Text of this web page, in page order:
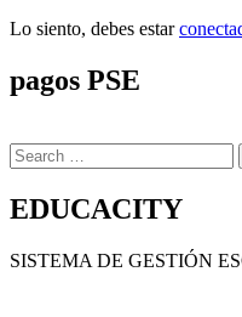
Lo siento, debes estar
pagos PSE
Search
for:
EDUCACITY
SISTEMA DE GESTIÓN